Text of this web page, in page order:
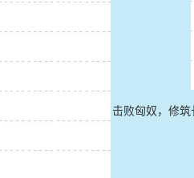
击败匈奴，修